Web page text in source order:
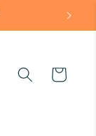
Carrinho